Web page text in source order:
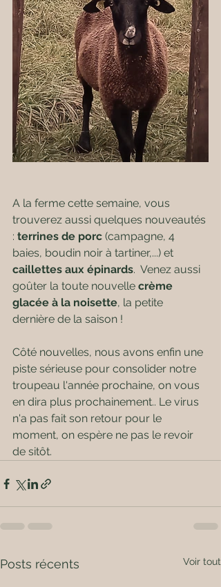
A la ferme cette semaine, vous
trouverez aussi quelques nouveautés
: terrines de porc (campagne, 4
baies, boudin noir à tartiner,...) et
caillettes aux épinards.  Venez aussi
goûter la toute nouvelle crème
glacée à la noisette, la petite
dernière de la saison !
Côté nouvelles, nous avons enfin une
piste sérieuse pour consolider notre
troupeau l'année prochaine, on vous
en dira plus prochainement.. Le virus
n'a pas fait son retour pour le
moment, on espère ne pas le revoir
de sitôt.
Posts récents Voir tout